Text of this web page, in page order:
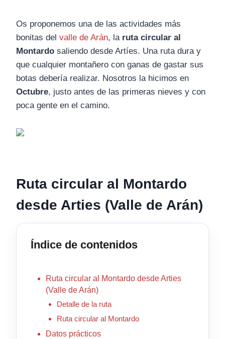
Os proponemos una de las actividades más
bonitas del valle de Arán, la ruta circular al
Montardo saliendo desde Artíes. Una ruta dura y
que cualquier montañero con ganas de gastar sus
botas debería realizar. Nosotros la hicimos en
Octubre, justo antes de las primeras nieves y con
poca gente en el camino.
Ruta circular al Montardo
desde Arties (Valle de Arán)
Índice de contenidos
Ruta circular al Montardo desde Arties
(Valle de Arán)
Detalle de la ruta
Ruta circular al Montardo
Datos prácticos